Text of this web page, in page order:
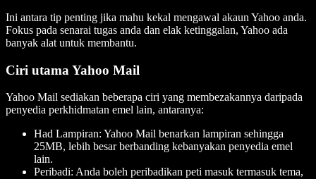
Ini antara tip penting jika mahu kekal mengawal akaun Yahoo anda.
Fokus pada senarai tugas anda dan elak ketinggalan, Yahoo ada
banyak alat untuk membantu.
Ciri utama Yahoo Mail
Yahoo Mail sediakan beberapa ciri yang membezakannya daripada
penyedia perkhidmatan emel lain, antaranya:
Had Lampiran: Yahoo Mail benarkan lampiran sehingga
25MB, lebih besar berbanding kebanyakan penyedia emel
lain.
Peribadi: Anda boleh peribadikan peti masuk termasuk tema,